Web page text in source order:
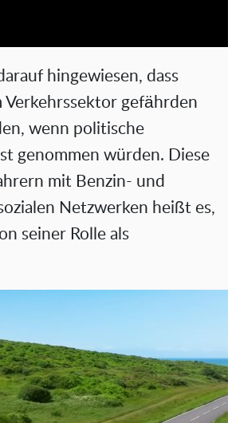
hingewiesen, dass
Verkehrssektor gefährden
wenn politische
genommen würden. Diese
mit Benzin- und
Netzwerken heißt es,
seiner Rolle als